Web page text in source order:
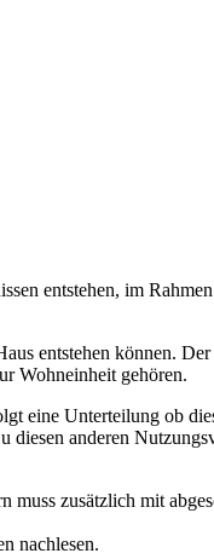
entstehen, im
entstehen können.
Wohneinheit gehören.
eine Unterteilung ob
anderen
zusätzlich mit
nachlesen.